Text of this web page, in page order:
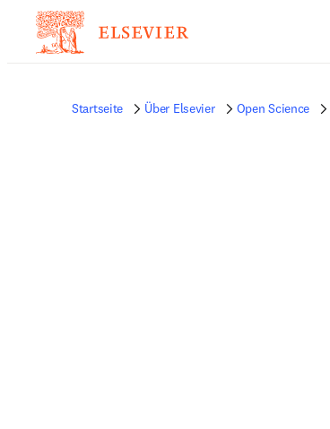
Startseite Über Elsevier Open Science